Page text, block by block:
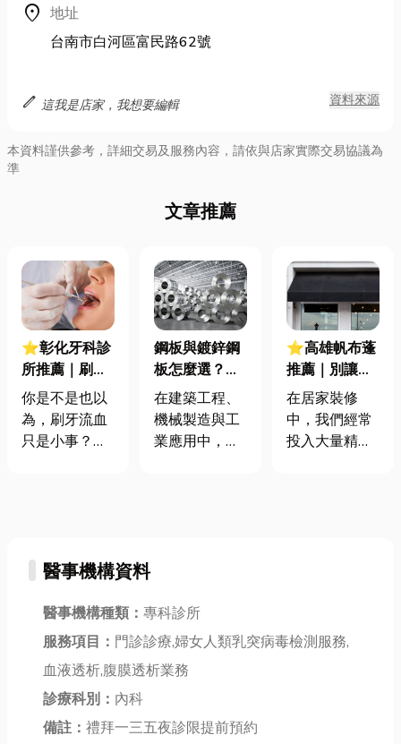
location_on 地址
台南市白河區富民路62號
edit 這我是店家，我想要編輯 資料來源
本資料謹供參考，詳細交易及服務內容，請依與店家實際交易協議為
準
文章推薦
⭐彰化牙科診
所推薦｜刷牙
發現刷出血別
輕忽！牙齦流
血的5個常見
你是不是也以
為，刷牙流血
只是小事？健
向你發出警
章將帶你了解
牙齦流血的 5
從最常見的牙
菌斑堆積，到
鮮為人知的荷
鋼板與鍍鋅鋼
板怎麼選？鋼
捲、特殊鋼、
船用鋼一次完
整解析
在建築工程、
機械製造與工
業應用中，
鋼，每一種鋼
材都有其專屬
如果選錯材
施工品質，還
⭐高雄帆布蓬
推薦｜別讓陽
光暴雨毀了你
的家！帆布蓬
種類、用途、
在居家裝修
中，我們經常
投入大量精力
擔心心愛的庭
醫事機構資料
醫事機構種類： 專科診所
服務項目： 門診診療,婦女人類乳突病毒檢測服務,
血液透析,腹膜透析業務
診療科別： 內科
備註： 禮拜一三五夜診限提前預約